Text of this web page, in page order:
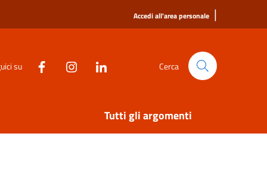
Accedi all'area personale |
su Cerca
Tutti gli argomenti